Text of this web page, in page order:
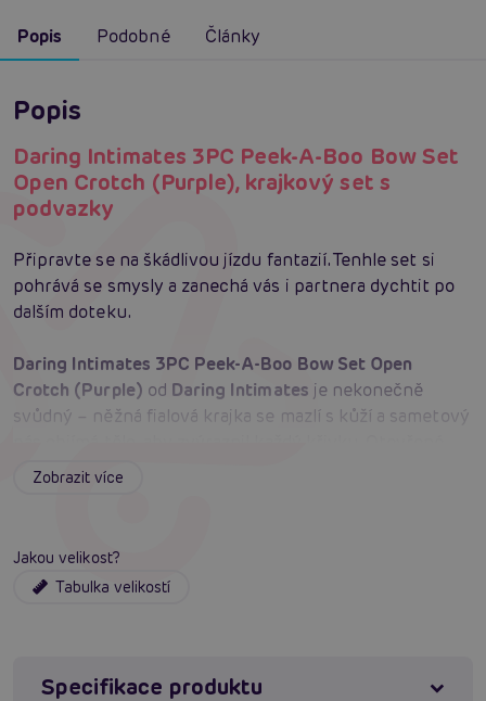
Popis Podobné Články
Popis
Daring Intimates 3PC Peek-A-Boo Bow Set
Open Crotch (Purple), krajkový set s
podvazky
Připravte se na škádlivou jízdu fantazií. Tenhle set si
pohrává se smysly a zanechá vás i partnera dychtit po
dalším doteku.
Daring Intimates 3PC Peek-A-Boo Bow Set Open
Crotch (Purple) od Daring Intimates je nekonečně
svůdný – něžná fialová krajka se mazlí s kůží a sametový
košíčky podprsenky provokují pohledem a zve k
příslibem dalšího polibku. Nastavitelné ramínka dovolí
vás hladce obejme a dovolí tančit mezi něhou a vášní.
Fialová barva podtrhuje odvážný styl, zatímco 3dílné
Zobrazit více
Jakou velikost?
Tabulka velikostí
Specifikace produktu